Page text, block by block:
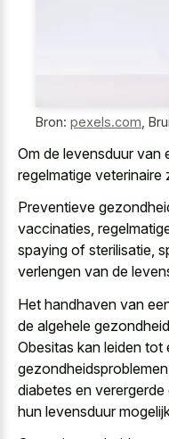
Bron: pexels.com
Om de levensduur van
regelmatige
Preventieve
vaccinaties,
spaying of sterilisatie,
verlengen van de
Het handhaven van
de algehele
Obesitas kan leiden
diabetes en
hun levensduur